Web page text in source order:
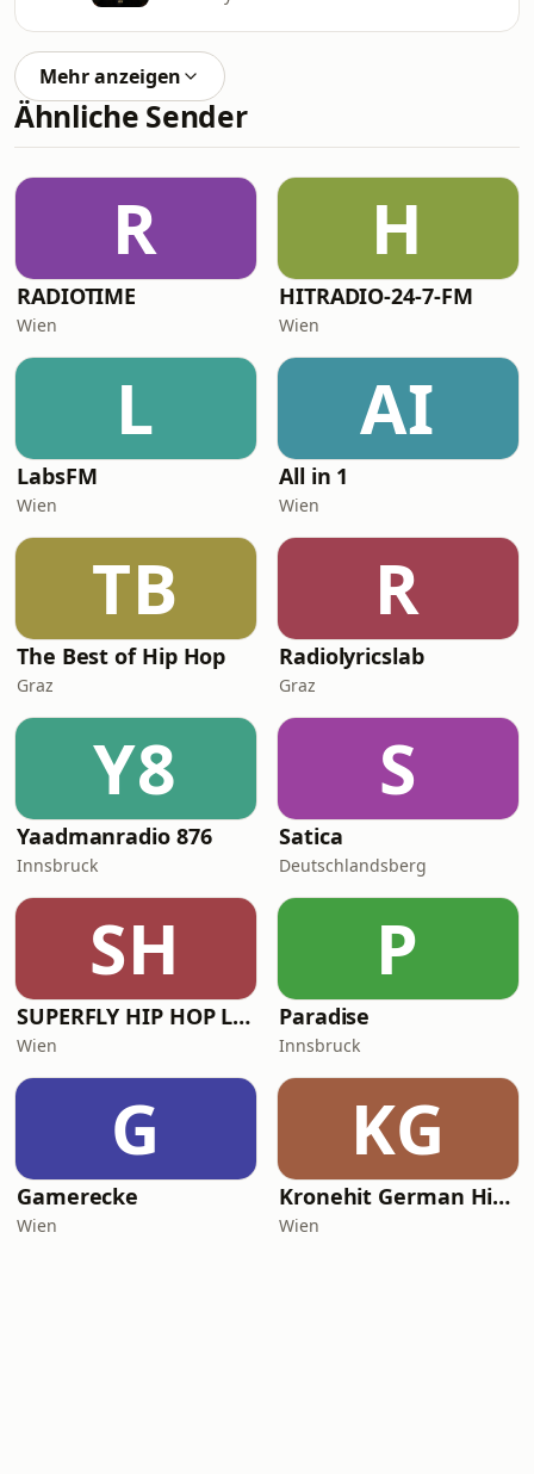
Mehr anzeigen
Ähnliche Sender
R
RADIOTIME
Wien
H
HITRADIO-24-7-FM
Wien
L
LabsFM
Wien
AI
All in 1
Wien
TB
The Best of Hip Hop
Graz
R
Radiolyricslab
Graz
Y8
Yaadmanradio 876
Innsbruck
S
Satica
Deutschlandsberg
SH
SUPERFLY HIP HOP Live
Wien
P
Paradise
Innsbruck
G
Gamerecke
Wien
KG
Kronehit German Hip Hop
Wien